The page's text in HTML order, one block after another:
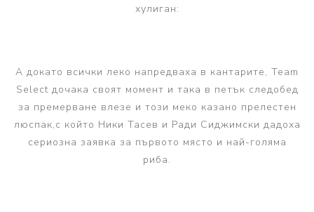
хулиган:
А докато всички леко напредваха в кантарите, Team
Select дочака своят момент и така в петък следобед
за премерване влезе и този меко казано прелестен
люспак,с който Ники Тасев и Ради Сиджимски дадоха
сериозна заявка за първото място и най-голяма
риба.